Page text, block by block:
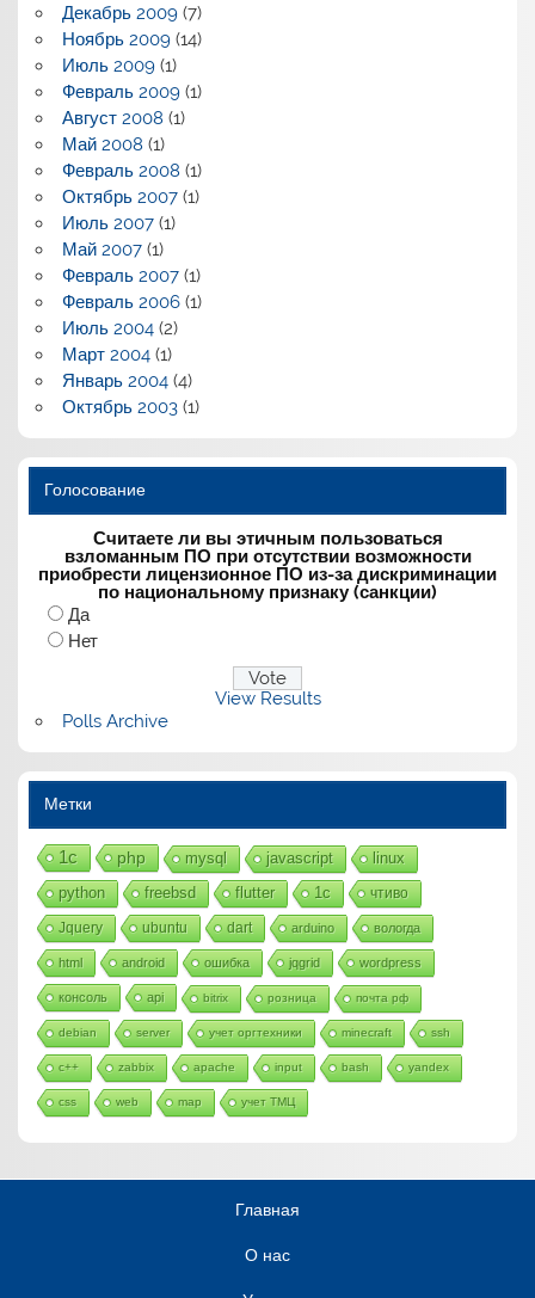
Декабрь 2009(7)
Ноябрь 2009(14)
Июль 2009(1)
Февраль 2009(1)
Август 2008 (1)
Май 2008 (1)
Февраль 2008 (1)
Октябрь 2007(1)
Июль 2007(1)
Май 2007(1)
Февраль 2007(1)
Февраль 2006(1)
Июль 2004(2)
Март 2004(1)
Январь 2004(4)
Октябрь 2003(1)
Голосование
Считаете ли вы этичным пользоваться
взломанным ПО при отсутствии возможности
приобрести лицензионное ПО из-за дискриминации
по национальному признаку (санкции)
Да
Нет
View Results
Polls Archive
Метки
1с php mysql javascript linux
python freebsd flutter 1c чтиво
Jquery ubuntu dart arduino вологда
html android ошибка jqgrid wordpress
консоль api bitrix розница почта рф
debian server учет оргтехники minecraft ssh
c++ zabbix apache input bash yandex
css web map учет ТМЦ
Главная
О нас